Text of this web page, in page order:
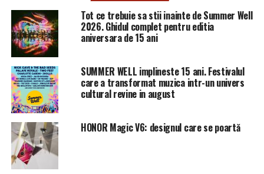
Acesta a fost cazul filmului autobiografic al regizorului
mexican Alfonso Cuaron, „Roma”, care a obţinut Leul de
aur, primul premiu major la un festival internaţional
pentru Netflix. Acest film va fi lansat în viitor în
cinematografele din întreaga lume şi va fi disponibil din
14 decembrie pe Netflix.
Festivalul de Film de la Cannes ar fi văzut în ”Roma” un
competitor pentru Palme d’Or, dar alegerea sa de a
selecta doar filmele lansate în cinematografe, pentru a
le proteja pe acestea din urmă, l-a privat de producţii
Netflix.
Tot ce trebuie sa stii inainte de Summer Well
2026. Ghidul complet pentru editia
aniversara de 15 ani
SUMMER WELL implineste 15 ani. Festivalul
care a transformat muzica intr-un univers
cultural revine in august
HONOR Magic V6: designul care se poartă